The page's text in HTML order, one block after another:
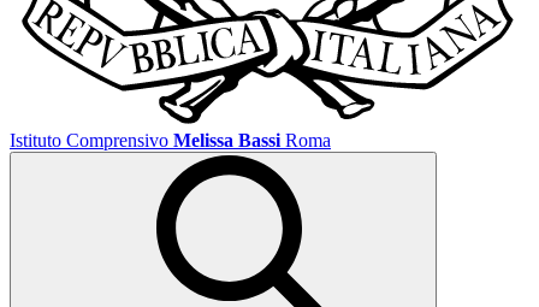
Istituto Comprensivo Melissa Bassi Roma